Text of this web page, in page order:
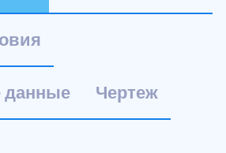
данные Чертеж